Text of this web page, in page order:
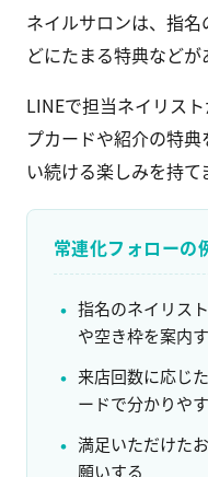
ネイルサロンは、指
どにたまる特典などが
LINEで担当ネイリス
プカードや紹介の特
い続ける楽しみを持て
常連化フォローの
指名のネイリス
や空き枠を案内
来店回数に応じ
ードで分かりや
満足いただけた
願いする